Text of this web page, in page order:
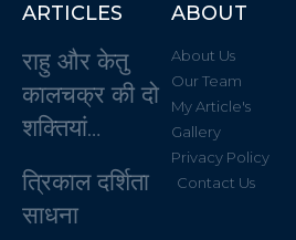
ARTICLES
राहु और केतु
कालचक्र की दो
शक्तियां…
त्रिकाल दर्शिता
साधना
ABOUT
About Us
Our Team
My Article's
Gallery
Privacy Policy
Contact Us